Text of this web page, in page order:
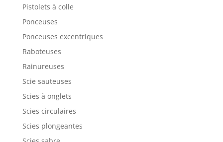
Pistolets à colle
Ponceuses
Ponceuses excentriques
Raboteuses
Rainureuses
Scie sauteuses
Scies à onglets
Scies circulaires
Scies plongeantes